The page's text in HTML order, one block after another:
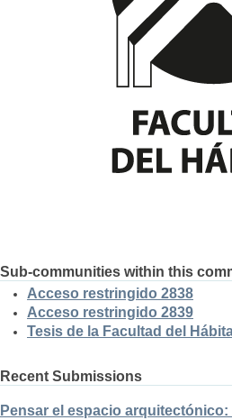
Sub-communities within this
Acceso restringido 2838
Acceso restringido 2839
Tesis de la Facultad del
Recent Submissions
Pensar el espacio